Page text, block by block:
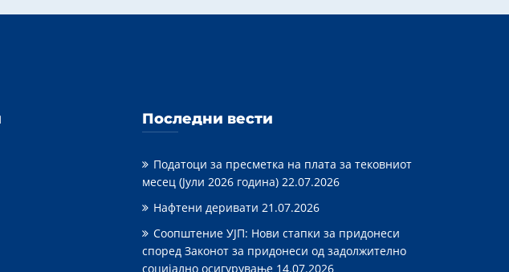
Последни вести
Податоци за пресметка на плата за тековниот
месец (Јули 2026 година) 22.07.2026
Нафтени деривати 21.07.2026
Соопштение УЈП: Нови стапки за придонеси
според Законот за придонеси од задолжително
социјално осигурување 14.07.2026